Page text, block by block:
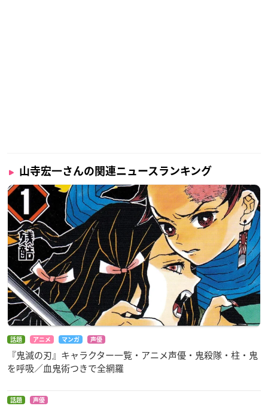
山寺宏一さんの関連ニュースランキング
話題 アニメ マンガ 声優
『鬼滅の刃』キャラクター一覧・アニメ声優・鬼殺隊・柱・鬼
を呼吸／血鬼術つきで全網羅
話題 声優